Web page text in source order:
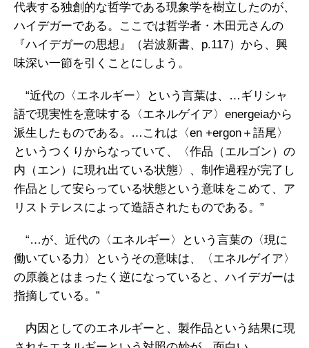
代表する独創的な哲学である現象学を樹立したのが、
ハイデガーである。ここでは哲学者・木田元さんの
『ハイデガーの思想』（岩波新書、p.117）から、興
味深い一節を引くことにしよう。
“近代の〈エネルギー〉という言葉は、…ギリシャ
語で現実性を意味する〈エネルゲイア〉energeiaから
派生したものである。…これは〈en +ergon＋語尾〉
というつくりからなっていて、〈作品（エルゴン）の
内（エン）に現れ出ている状態〉、制作過程が完了し
作品として安らっている状態という意味をこめて、ア
リストテレスによって造語されたものである。”
“…が、近代の〈エネルギー〉という言葉の〈現に
働いている力〉というその意味は、〈エネルゲイア〉
の原義とはまったく逆になっていると、ハイデガーは
指摘している。”
内因としてのエネルギーと、製作品という結果に現